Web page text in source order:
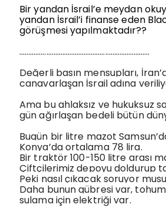
Bir yandan İsrail’e meydan
yandan İsrail’i finanse eden
görüşmesi yapılmaktadır??
……………………………………………………………….
Değerli basın mensupları,
canavarlaşan İsrail adına
Ama bu ahlaksız ve hukuksuz
gün ağırlaşan bedeli bütün
Bugün bir litre mazot
Konya’da ortalama 78 lira.
Bir traktör 100-150 litre arası
Çiftçilerimiz depoyu doldurup
Peki nasıl çıkacak soruyor
Daha bunun gübresi var,
sulama için elektriği var.